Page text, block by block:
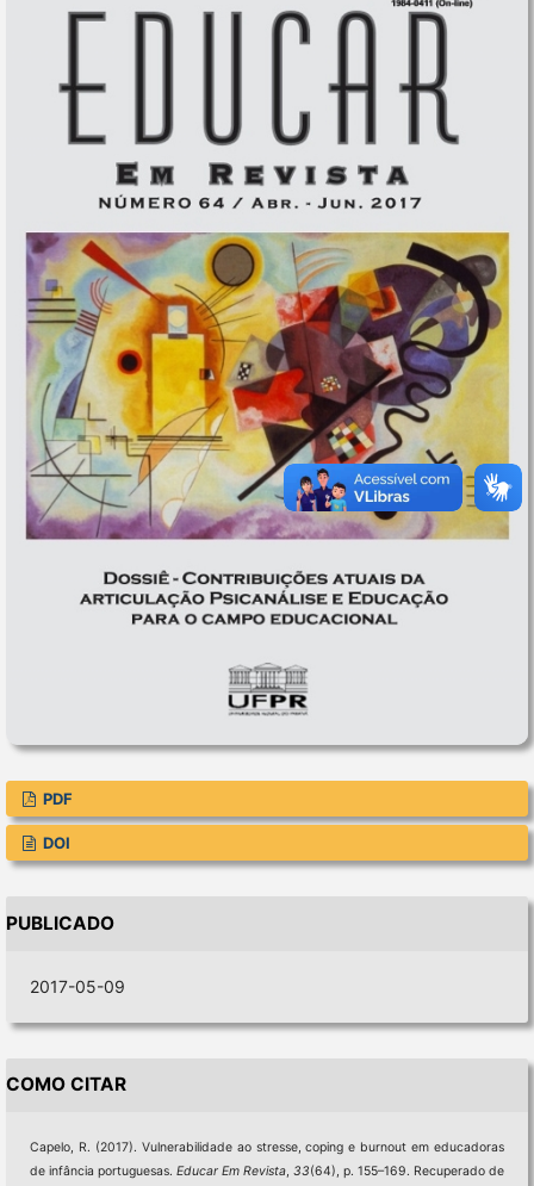
PDF
DOI
PUBLICADO
2017-05-09
COMO CITAR
Capelo, R. (2017). Vulnerabilidade ao stresse, coping e burnout em educadoras
de infância portuguesas. Educar Em Revista,33(64), p. 155–169. Recuperado de